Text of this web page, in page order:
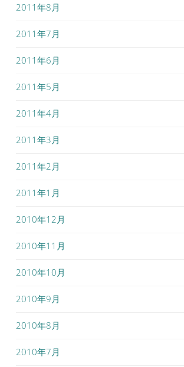
2011年8月
2011年7月
2011年6月
2011年5月
2011年4月
2011年3月
2011年2月
2011年1月
2010年12月
2010年11月
2010年10月
2010年9月
2010年8月
2010年7月